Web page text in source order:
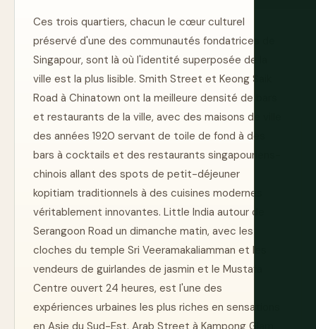
Ces trois quartiers, chacun le cœur culturel
préservé d'une des communautés fondatrices de
Singapour, sont là où l'identité superposée de la
ville est la plus lisible. Smith Street et Keong Saik
Road à Chinatown ont la meilleure densité de bars
et restaurants de la ville, avec des maisons de ville
des années 1920 servant de toile de fond à des
bars à cocktails et des restaurants singapouriens-
chinois allant des spots de petit-déjeuner
kopitiam traditionnels à des cuisines modernes
véritablement innovantes. Little India autour de
Serangoon Road un dimanche matin, avec les
cloches du temple Sri Veeramakaliamman et les
vendeurs de guirlandes de jasmin et le Mustafa
Centre ouvert 24 heures, est l'une des
expériences urbaines les plus riches en sensations
en Asie du Sud-Est. Arab Street à Kampong Glam,